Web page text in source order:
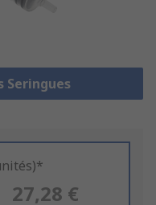
Seringues
27,28 €